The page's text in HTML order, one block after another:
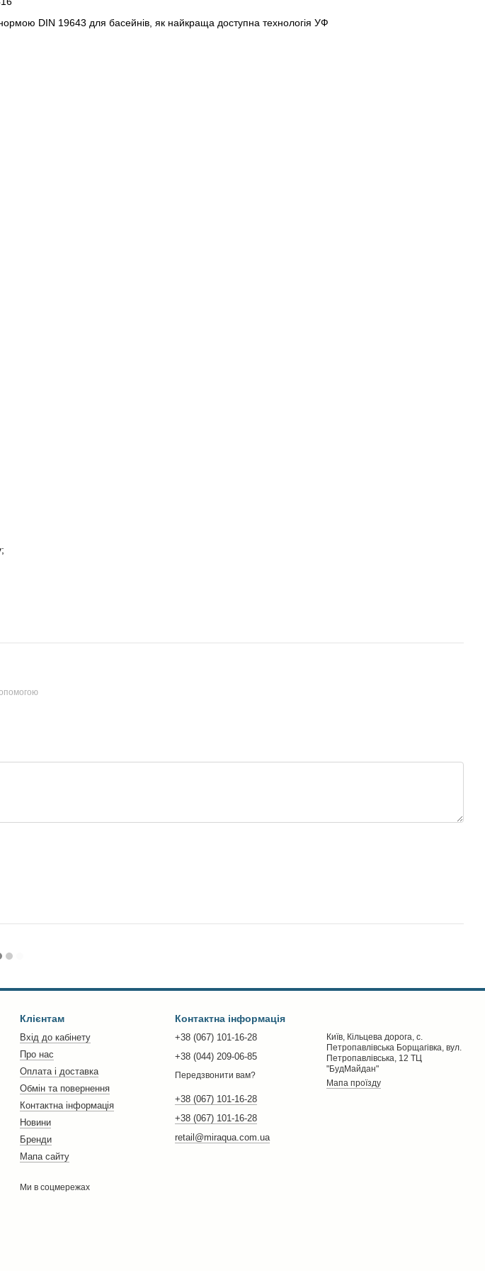
19643 для басейнів, як найкраща доступна технологія УФ
Клієнтам
Вхід до кабінету
Про нас
Оплата і доставка
Обмін та повернення
Контактна інформація
Новини
Бренди
Мапа сайту
Ми в соцмережах
Контактна інформація
+38 (067) 101-16-28
+38 (044) 209-06-85
Передзвонити вам?
+38 (067) 101-16-28
+38 (067) 101-16-28
retail@miraqua.com.ua
Київ, Кільцева дорога, с.
Петропавлівська Борщагівка, вул.
Петропавлівська, 12 ТЦ
"БудМайдан"
Мапа проїзду